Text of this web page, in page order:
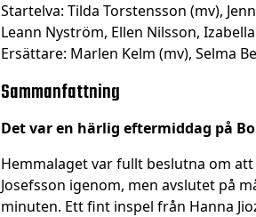
Startelva: Tilda Torstensson (mv),
Leann Nyström, Ellen Nilsson,
Ersättare: Marlen Kelm (mv), Selma
Sammanfattning
Det var en härlig eftermiddag på
Hemmalaget var fullt beslutna om
Josefsson igenom, men avslutet på
minuten. Ett fint inspel från Hanna